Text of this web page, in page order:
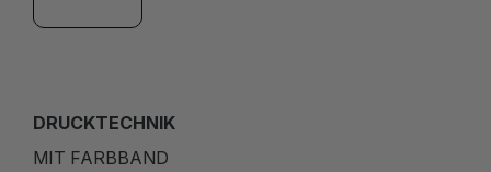
DRUCKTECHNIK
MIT FARBBAND